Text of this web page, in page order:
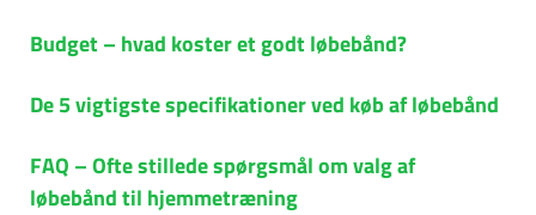
Budget – hvad koster et godt løbebånd?
De 5 vigtigste specifikationer ved køb af løbebånd
FAQ – Ofte stillede spørgsmål om valg af
løbebånd til hjemmetræning